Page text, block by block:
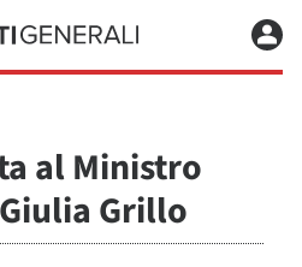
al Ministro
Grillo